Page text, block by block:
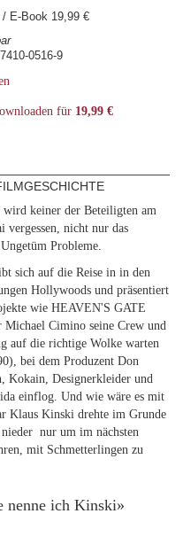
/ E-Book 19,99 €
0516-9
für 19,99 €
keiner der Beteiligten am
vergessen, nicht nur das
Probleme.
sich auf die Reise in in den
Hollywoods und präsentiert
wie HEAVEN'S GATE
Michael Cimino seine Crew und
auf die richtige Wolke warten
bei dem Produzent Don
Kokain, Designerkleider und
einflog. Und wie wäre es mit
Klaus Kinski drehte im Grunde
nur um im nächsten
mit Schmetterlingen zu
nenne ich Kinski»